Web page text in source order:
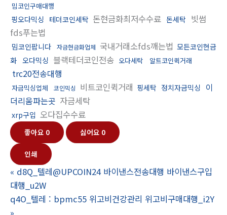
밈코인구매대행
핑오다믹싱 테더코인세탁 돈현금화최저수수료 돈세탁 빗썸
fds푸는법
밈코인팝니다 자금현금화업체 국내거래소fds깨는법 모든코인현금
화 오다믹싱 블랙테더코인전송 오다세탁 알트코인퀵거래
trc20전송대행
자금믹싱업체 코인믹싱 비트코인퀵거래 핑세탁 정치자금믹싱 이
더리움파는곳 자금세탁
xrp구입 오다집수수료
좋아요 0 싫어요 0
인쇄
« d8Q_텔레@UPCOIN24 바이낸스전송대행 바이낸스구입
대행_u2W
q4O_텔레 : bpmc55 위고비건강관리 위고비구매대행_i2Y
»